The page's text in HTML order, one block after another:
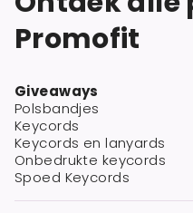
Promofit
Giveaways
Polsbandjes
Keycords
Keycords en lanyards
Onbedrukte keycords
Spoed Keycords